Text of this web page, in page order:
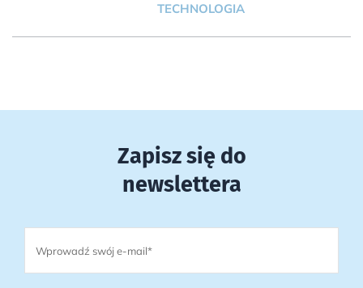
TECHNOLOGIA
Zapisz się do
newslettera